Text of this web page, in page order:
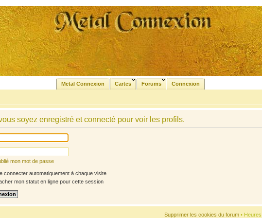
Metal Connexion Cartes Forums Connexion
soyez enregistré et connecté pour voir les profils.
mon mot de passe
connecter automatiquement à chaque visite
mon statut en ligne pour cette session
Supprimer les cookies du forum• Heures